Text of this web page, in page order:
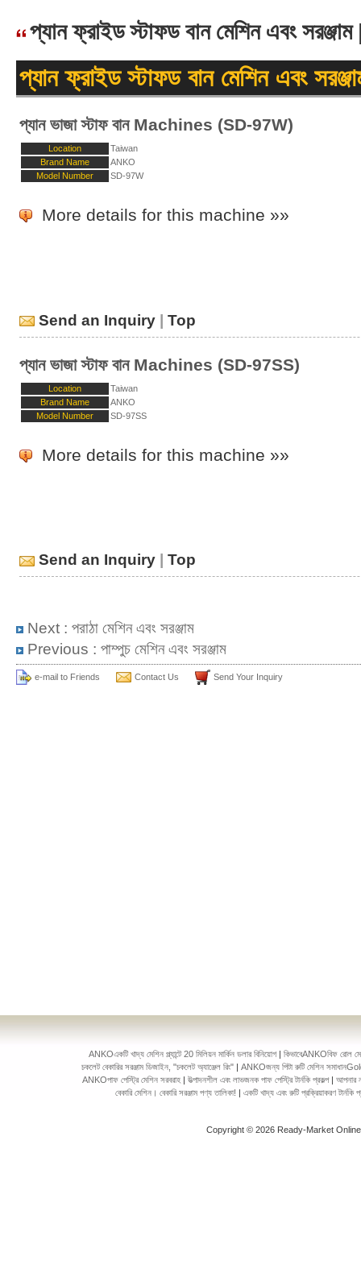
প্যান ফ্রাইড স্টাফড বান মেশিন এবং
প্যান ফ্রাইড স্টাফড বান মেশিন এবং
প্যান ভাজা স্টাফ বান Machines (SD-97W)
Location
Taiwan
Brand Name
ANKO
Model Number
SD-97W
More details for this machine »»
Send an Inquiry | Top
প্যান ভাজা স্টাফ বান Machines (SD-97SS)
Location
Taiwan
Brand Name
ANKO
Model Number
SD-97SS
More details for this machine »»
Send an Inquiry | Top
Next : পরাঠা মেশিন এবং সরঞ্জাম
Previous : পাম্পুচ মেশিন এবং সরঞ্জাম
e-mail to Friends Contact Us Send Your Inquiry
ANKOএকটি খাদ্য মেশিন প্ল্যান্টে 20 মিলিয়ন মার্কিন ডলার বিনিয়োগ |কিভাবেANKOবিফ রোল
চকলেট বেকারির সরঞ্জাম ডিজাইন, "চকলেট অ্যাঞ্জেল রিং" |ANKOজন্য পিটা রুটি মেশিন
ANKOপাফ পেস্ট্রি মেশিন সরবরাহ |উত্পাদনশীল এবং লাভজনক পাফ পেস্ট্রি টার্নকি প্রকল্প|আপনার
বেকারি মেশিন। বেকারি সরঞ্জাম পণ্য তালিকা! | একটি খাদ্য এবং রুটি প্রক্রিয়াকরণ
Copyright © 2026 Ready-Market